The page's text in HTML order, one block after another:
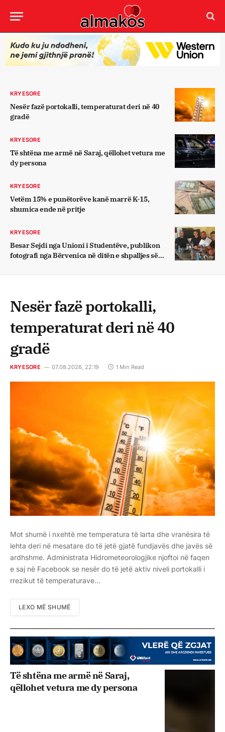
KRYESORE
Nesër fazë portokalli, temperaturat deri në 40
gradë
KRYESORE
Të shtëna me armë në Saraj, qëllohet vetura me
dy persona
KRYESORE
Vetëm 15% e punëtorëve kanë marrë K-15,
shumica ende në pritje
KRYESORE
Besar Sejdi nga Unioni i Studentëve, publikon
fotografi nga Bërvenica në ditën e shpalljes së
Nesër fazë portokalli,
temperaturat deri në 40
gradë
KRYESORE 07.08.2026, 22:19 1 Min Read
Mot shumë i nxehtë me temperatura të larta dhe vranësira të
lehta deri në mesatare do të jetë gjatë fundjavës dhe javës së
ardhshme. Administrata Hidrometeorologjike njoftoi në faqen
e saj në Facebook se nesër do të jetë aktiv niveli portokalli i
rrezikut të temperaturave…
LEXO MË SHUMË
Të shtëna me armë në Saraj,
qëllohet vetura me dy persona